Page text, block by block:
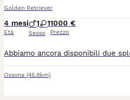
Golden Retriever
4 mesi
Età
1 1
Sesso
1000 €
Prezzo
Ossona (45.8km)